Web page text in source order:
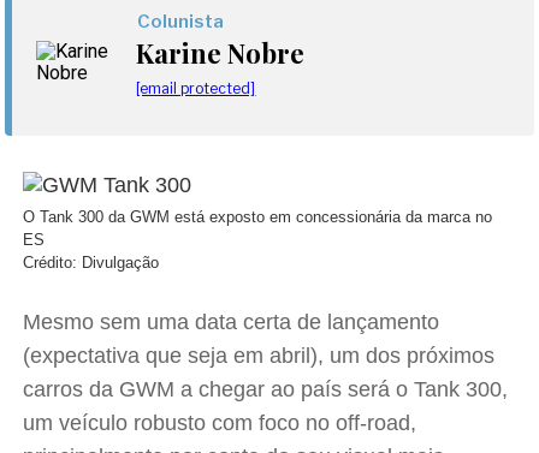
Colunista
Karine Nobre
[email protected]
O Tank 300 da GWM está exposto em concessionária da marca no
ES
Crédito: Divulgação
Mesmo sem uma data certa de lançamento
(expectativa que seja em abril), um dos próximos
carros da GWM a chegar ao país será o Tank 300,
um veículo robusto com foco no off-road,